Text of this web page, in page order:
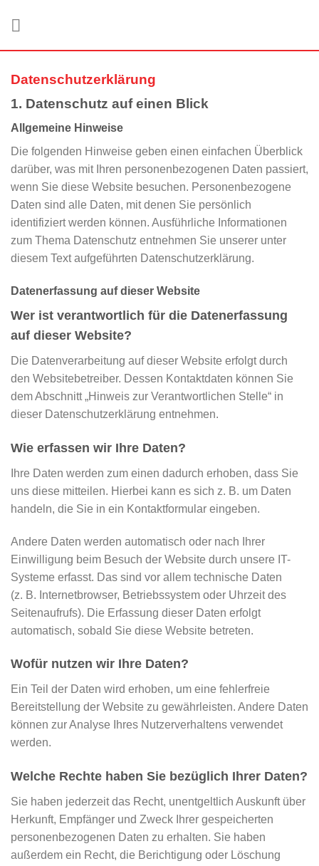
Datenschutz­erklärung
1. Datenschutz auf einen Blick
Allgemeine Hinweise
Die folgenden Hinweise geben einen einfachen Überblick
darüber, was mit Ihren personenbezogenen Daten passiert,
wenn Sie diese Website besuchen. Personenbezogene
Daten sind alle Daten, mit denen Sie persönlich
identifiziert werden können. Ausführliche Informationen
zum Thema Datenschutz entnehmen Sie unserer unter
diesem Text aufgeführten Datenschutzerklärung.
Datenerfassung auf dieser Website
Wer ist verantwortlich für die Datenerfassung
auf dieser Website?
Die Datenverarbeitung auf dieser Website erfolgt durch
den Websitebetreiber. Dessen Kontaktdaten können Sie
dem Abschnitt „Hinweis zur Verantwortlichen Stelle“ in
dieser Datenschutzerklärung entnehmen.
Wie erfassen wir Ihre Daten?
Ihre Daten werden zum einen dadurch erhoben, dass Sie
uns diese mitteilen. Hierbei kann es sich z. B. um Daten
handeln, die Sie in ein Kontaktformular eingeben.
Andere Daten werden automatisch oder nach Ihrer
Einwilligung beim Besuch der Website durch unsere IT-
Systeme erfasst. Das sind vor allem technische Daten
(z. B. Internetbrowser, Betriebssystem oder Uhrzeit des
Seitenaufrufs). Die Erfassung dieser Daten erfolgt
automatisch, sobald Sie diese Website betreten.
Wofür nutzen wir Ihre Daten?
Ein Teil der Daten wird erhoben, um eine fehlerfreie
Bereitstellung der Website zu gewährleisten. Andere Daten
können zur Analyse Ihres Nutzerverhaltens verwendet
werden.
Welche Rechte haben Sie bezüglich Ihrer Daten?
Sie haben jederzeit das Recht, unentgeltlich Auskunft über
Herkunft, Empfänger und Zweck Ihrer gespeicherten
personenbezogenen Daten zu erhalten. Sie haben
außerdem ein Recht, die Berichtigung oder Löschung